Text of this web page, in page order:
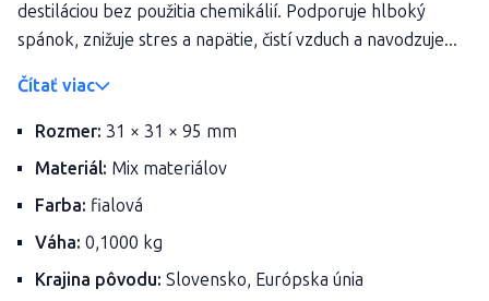
destiláciou bez použitia chemikálií. Podporuje hlboký
spánok, znižuje stres a napätie, čistí vzduch a navodzuje...
Čítať viac
Rozmer: 31 × 31 × 95 mm
Materiál: Mix materiálov
Farba: fialová
Váha: 0,1000 kg
Krajina pôvodu: Slovensko, Európska únia